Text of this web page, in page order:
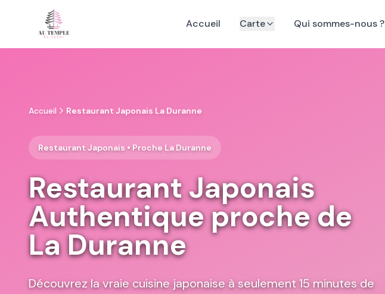
Accueil Carte Qui sommes-nous ?
Accueil Restaurant Japonais La Duranne
Restaurant Japonais • Proche La Duranne
Restaurant Japonais
Authentique proche de
La Duranne
Découvrez la vraie cuisine japonaise à seulement 15 minutes de